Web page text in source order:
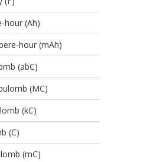
hour (Ah)
hour (mAh)
(abC)
(MC)
(kC)
(C)
(mC)